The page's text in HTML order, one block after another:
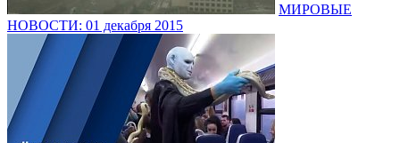
МИРОВЫЕ
НОВОСТИ: 01 декабря 2015